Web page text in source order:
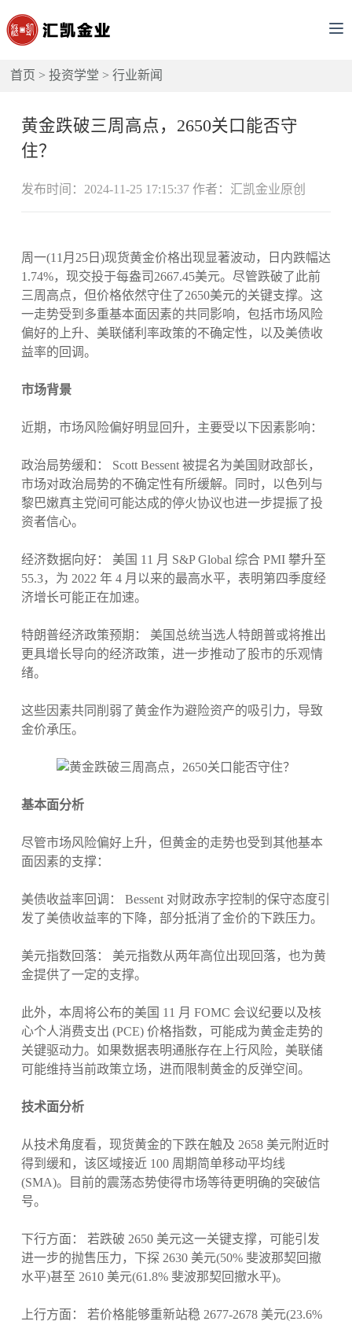
首页 >投资学堂 >行业新闻
黄金跌破三周高点，2650关口能否守
住？
发布时间：2024-11-25 17:15:37 作者：汇凯金业原创
周一(11月25日)现货黄金价格出现显著波动，日内跌幅达
1.74%，现交投于每盎司2667.45美元。尽管跌破了此前
三周高点，但价格依然守住了2650美元的关键支撑。这
一走势受到多重基本面因素的共同影响，包括市场风险
偏好的上升、美联储利率政策的不确定性，以及美债收
益率的回调。
市场背景
近期，市场风险偏好明显回升，主要受以下因素影响：
政治局势缓和： Scott Bessent 被提名为美国财政部长，
市场对政治局势的不确定性有所缓解。同时，以色列与
黎巴嫩真主党间可能达成的停火协议也进一步提振了投
资者信心。
经济数据向好： 美国 11 月 S&P Global 综合 PMI 攀升至
55.3，为 2022 年 4 月以来的最高水平，表明第四季度经
济增长可能正在加速。
特朗普经济政策预期： 美国总统当选人特朗普或将推出
更具增长导向的经济政策，进一步推动了股市的乐观情
绪。
这些因素共同削弱了黄金作为避险资产的吸引力，导致
金价承压。
基本面分析
尽管市场风险偏好上升，但黄金的走势也受到其他基本
面因素的支撑：
美债收益率回调： Bessent 对财政赤字控制的保守态度引
发了美债收益率的下降，部分抵消了金价的下跌压力。
美元指数回落： 美元指数从两年高位出现回落，也为黄
金提供了一定的支撑。
此外，本周将公布的美国 11 月 FOMC 会议纪要以及核
心个人消费支出 (PCE) 价格指数，可能成为黄金走势的
关键驱动力。如果数据表明通胀存在上行风险，美联储
可能维持当前政策立场，进而限制黄金的反弹空间。
技术面分析
从技术角度看，现货黄金的下跌在触及 2658 美元附近时
得到缓和，该区域接近 100 周期简单移动平均线
(SMA)。目前的震荡态势使得市场等待更明确的突破信
号。
下行方面： 若跌破 2650 美元这一关键支撑，可能引发
进一步的抛售压力，下探 2630 美元(50% 斐波那契回撤
水平)甚至 2610 美元(61.8% 斐波那契回撤水平)。
上行方面： 若价格能够重新站稳 2677-2678 美元(23.6%